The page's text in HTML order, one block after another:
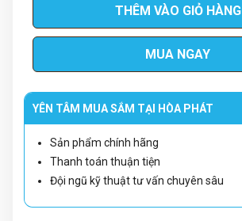
THÊM VÀO GIỎ HÀNG
MUA NGAY
YÊN TÂM MUA SẮM TẠI HÒA PHÁT
Sản phẩm chính hãng
Thanh toán thuận tiện
Đội ngũ kỹ thuật tư vấn chuyên sâu